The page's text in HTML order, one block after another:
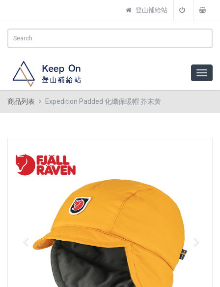
登山補給站
商品列表 Expedition Padded 化纖保暖帽 芥末黃